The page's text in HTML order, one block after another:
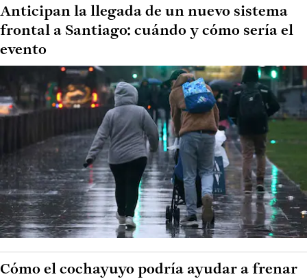
Anticipan la llegada de un nuevo sistema
frontal a Santiago: cuándo y cómo sería el
evento
Cómo el cochayuyo podría ayudar a frenar